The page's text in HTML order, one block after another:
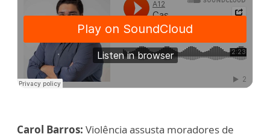
Carol Barros: Violência assusta moradores de